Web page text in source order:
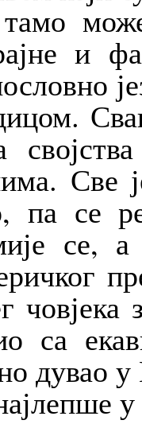
и
Све
па се
се,
са
дувао